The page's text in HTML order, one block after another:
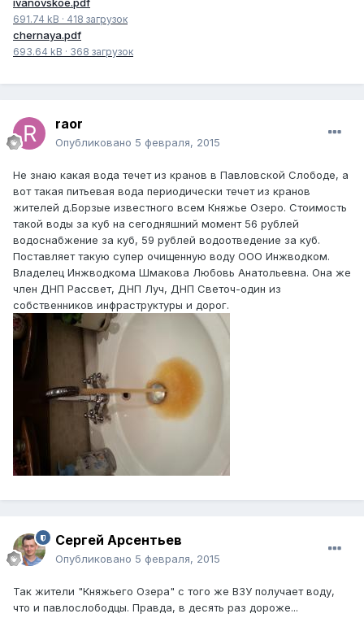
ivanovskoe.pdf
691.74 kB · 418 загрузок
chernaya.pdf
693.64 kB · 368 загрузок
raor
Опубликовано 5 февраля, 2015
Не знаю какая вода течет из кранов в Павловской Слободе, а
вот такая питьевая вода периодически течет из кранов
жителей д.Борзые известного всем Княжье Озеро. Стоимость
такой воды за куб на сегодняшний момент 56 рублей
водоснабжение за куб, 59 рублей водоотведение за куб.
Поставляет такую супер очищенную воду ООО Инжводком.
Владелец Инжводкома Шмакова Любовь Анатольевна. Она же
член ДНП Рассвет, ДНП Луч, ДНП Светоч-один из
собственников инфраструктуры и дорог.
Сергей Арсентьев
Опубликовано 5 февраля, 2015
Так жители "Княжьего Озера" с того же ВЗУ получает воду,
что и павлослободцы. Правда, в десять раз дороже...